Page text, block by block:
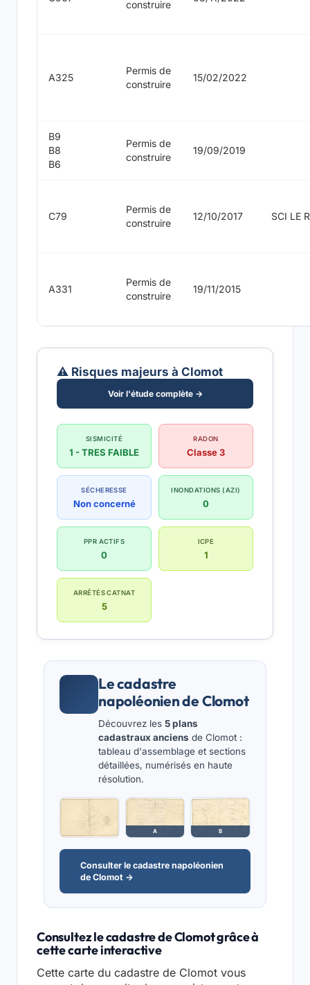
construire
A325
Permis de
construire
15/02/2022
B9
B8
B6
Permis de
construire
19/09/2019
C79
Permis de
construire
12/10/2017 SCI LE
A331
Permis de
construire
19/11/2015
⚠️ Risques majeurs à Clomot
Voir l'étude complète →
SISMICITÉ
1 - TRES FAIBLE
RADON
Classe 3
SÉCHERESSE
Non concerné
INONDATIONS (AZI)
0
PPR ACTIFS
0
ICPE
1
ARRÊTÉS CATNAT
5
Le cadastre
napoléonien de Clomot
Découvrez les 5 plans
cadastraux anciens de Clomot :
tableau d'assemblage et sections
détaillées, numérisés en haute
résolution.
A B
Consulter le cadastre napoléonien
de Clomot →
Consultez le cadastre de Clomot grâce à
cette carte interactive
Cette carte du cadastre de Clomot vous